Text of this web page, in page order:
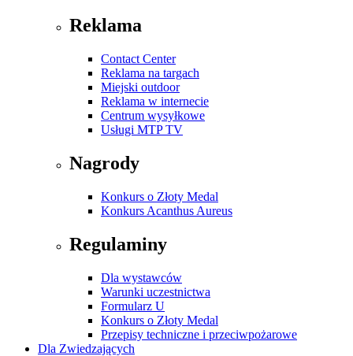
Reklama
Contact Center
Reklama na targach
Miejski outdoor
Reklama w internecie
Centrum wysyłkowe
Usługi MTP TV
Nagrody
Konkurs o Złoty Medal
Konkurs Acanthus Aureus
Regulaminy
Dla wystawców
Warunki uczestnictwa
Formularz U
Konkurs o Złoty Medal
Przepisy techniczne i przeciwpożarowe
Dla Zwiedzających